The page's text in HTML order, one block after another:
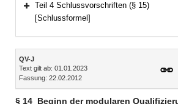
Bereich erweitern
Teil 4 Schlussvorschriften (§ 15)
[Schlussformel]
Inhalt
QV-J
Text gilt ab: 01.01.2023
Fassung: 22.02.2012
§ 14 Beginn der modularen